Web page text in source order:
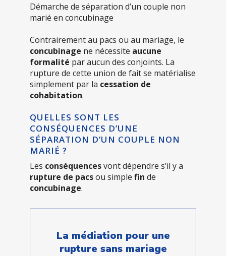
Démarche de séparation d’un couple non
marié en concubinage
Contrairement au pacs ou au mariage, le
concubinage ne nécessite aucune
formalité par aucun des conjoints. La
rupture de cette union de fait se matérialise
simplement par la cessation de
cohabitation.
QUELLES SONT LES
CONSÉQUENCES D’UNE
SÉPARATION D’UN COUPLE NON
MARIÉ ?
Les conséquencesvont dépendre s’il y a
rupture de pacsou simple fin de
concubinage.
La médiation pour une
rupture sans mariage